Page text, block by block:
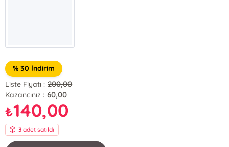
% 30 İndirim
Liste Fiyatı : 200,00
Kazancınız : 60,00
₺140,00
3 adet satıldı